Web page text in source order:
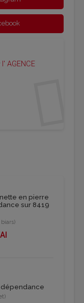
l' AGENCE
en pierre
sur 8419
dépendance